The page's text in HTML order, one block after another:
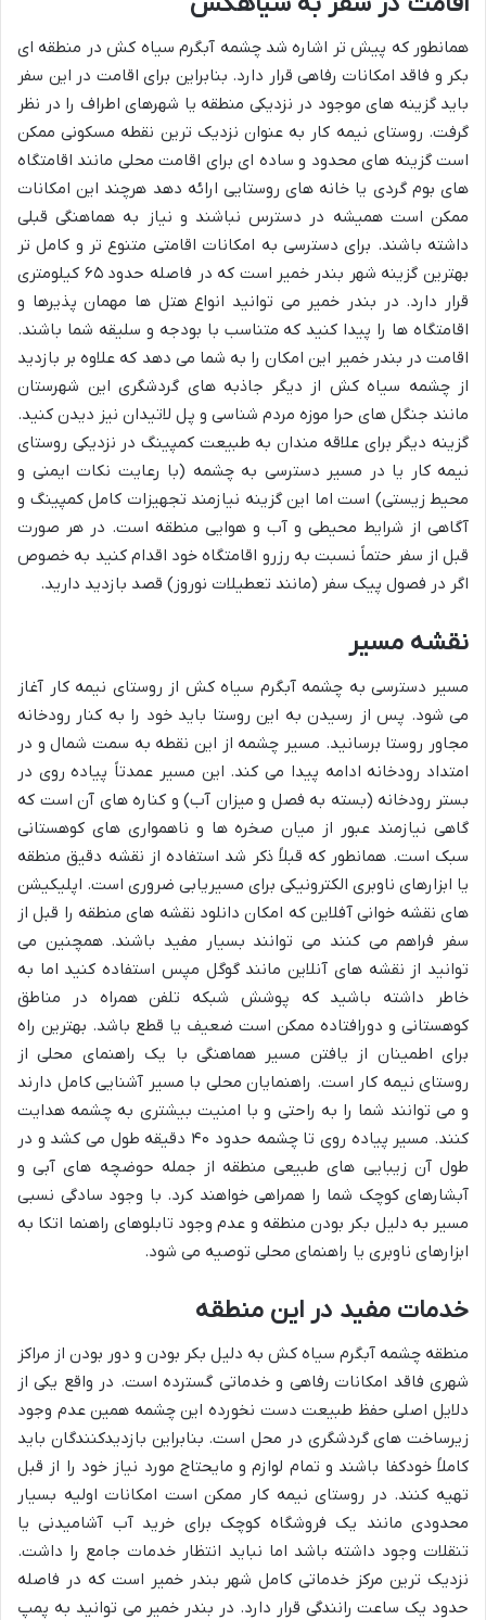
همانطور که پیش تر اشاره شد چشمه آبگرم سیاه کش در منطقه ای
بکر و فاقد امکانات رفاهی قرار دارد. بنابراین برای اقامت در این سفر
باید گزینه های موجود در نزدیکی منطقه یا شهرهای اطراف را در نظر
گرفت. روستای نیمه کار به عنوان نزدیک ترین نقطه مسکونی ممکن
است گزینه های محدود و ساده ای برای اقامت محلی مانند اقامتگاه
های بوم گردی یا خانه های روستایی ارائه دهد هرچند این امکانات
ممکن است همیشه در دسترس نباشند و نیاز به هماهنگی قبلی
داشته باشند. برای دسترسی به امکانات اقامتی متنوع تر و کامل تر
بهترین گزینه شهر بندر خمیر است که در فاصله حدود ۶۵ کیلومتری
قرار دارد. در بندر خمیر می توانید انواع هتل ها مهمان پذیرها و
اقامتگاه ها را پیدا کنید که متناسب با بودجه و سلیقه شما باشند.
اقامت در بندر خمیر این امکان را به شما می دهد که علاوه بر بازدید
از چشمه سیاه کش از دیگر جاذبه های گردشگری این شهرستان
مانند جنگل های حرا موزه مردم شناسی و پل لاتیدان نیز دیدن کنید.
گزینه دیگر برای علاقه مندان به طبیعت کمپینگ در نزدیکی روستای
نیمه کار یا در مسیر دسترسی به چشمه (با رعایت نکات ایمنی و
محیط زیستی) است اما این گزینه نیازمند تجهیزات کامل کمپینگ و
آگاهی از شرایط محیطی و آب و هوایی منطقه است. در هر صورت
قبل از سفر حتماً نسبت به رزرو اقامتگاه خود اقدام کنید به خصوص
اگر در فصول پیک سفر (مانند تعطیلات نوروز) قصد بازدید دارید.
نقشه مسیر
مسیر دسترسی به چشمه آبگرم سیاه کش از روستای نیمه کار آغاز
می شود. پس از رسیدن به این روستا باید خود را به کنار رودخانه
مجاور روستا برسانید. مسیر چشمه از این نقطه به سمت شمال و در
امتداد رودخانه ادامه پیدا می کند. این مسیر عمدتاً پیاده روی در
بستر رودخانه (بسته به فصل و میزان آب) و کناره های آن است که
گاهی نیازمند عبور از میان صخره ها و ناهمواری های کوهستانی
سبک است. همانطور که قبلاً ذکر شد استفاده از نقشه دقیق منطقه
یا ابزارهای ناوبری الکترونیکی برای مسیریابی ضروری است. اپلیکیشن
های نقشه خوانی آفلاین که امکان دانلود نقشه های منطقه را قبل از
سفر فراهم می کنند می توانند بسیار مفید باشند. همچنین می
توانید از نقشه های آنلاین مانند گوگل مپس استفاده کنید اما به
خاطر داشته باشید که پوشش شبکه تلفن همراه در مناطق
کوهستانی و دورافتاده ممکن است ضعیف یا قطع باشد. بهترین راه
برای اطمینان از یافتن مسیر هماهنگی با یک راهنمای محلی از
روستای نیمه کار است. راهنمایان محلی با مسیر آشنایی کامل دارند
و می توانند شما را به راحتی و با امنیت بیشتری به چشمه هدایت
کنند. مسیر پیاده روی تا چشمه حدود ۴۰ دقیقه طول می کشد و در
طول آن زیبایی های طبیعی منطقه از جمله حوضچه های آبی و
آبشارهای کوچک شما را همراهی خواهند کرد. با وجود سادگی نسبی
مسیر به دلیل بکر بودن منطقه و عدم وجود تابلوهای راهنما اتکا به
ابزارهای ناوبری یا راهنمای محلی توصیه می شود.
خدمات مفید در این منطقه
منطقه چشمه آبگرم سیاه کش به دلیل بکر بودن و دور بودن از مراکز
شهری فاقد امکانات رفاهی و خدماتی گسترده است. در واقع یکی از
دلایل اصلی حفظ طبیعت دست نخورده این چشمه همین عدم وجود
زیرساخت های گردشگری در محل است. بنابراین بازدیدکنندگان باید
کاملاً خودکفا باشند و تمام لوازم و مایحتاج مورد نیاز خود را از قبل
تهیه کنند. در روستای نیمه کار ممکن است امکانات اولیه بسیار
محدودی مانند یک فروشگاه کوچک برای خرید آب آشامیدنی یا
تنقلات وجود داشته باشد اما نباید انتظار خدمات جامع را داشت.
نزدیک ترین مرکز خدماتی کامل شهر بندر خمیر است که در فاصله
حدود یک ساعت رانندگی قرار دارد. در بندر خمیر می توانید به پمپ